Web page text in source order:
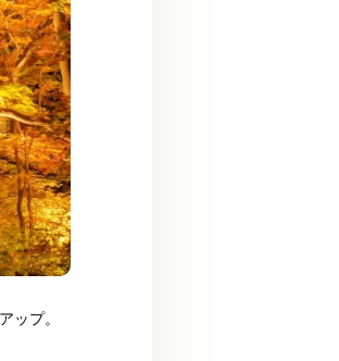
ップ。